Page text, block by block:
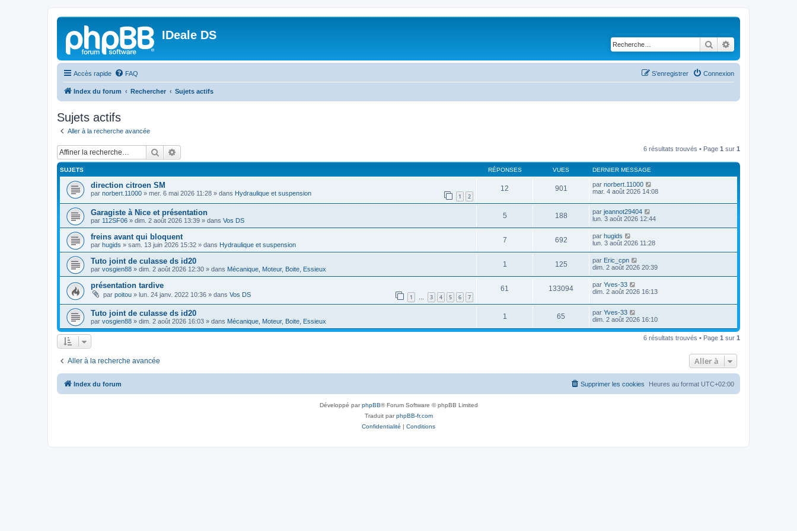
IDeale DS
Rechercher
Accès rapide FAQ Connexion
S’enregistrer
Index du forum Rechercher Sujets actifs
Sujets actifs
Aller à la recherche avancée
Rechercher 6 résultats trouvés • Page 1 sur 1
SUJETS RÉPONSES VUES DERNIER MESSAGE
direction citroen SM
par norbert.11000 » mer. 6 mai 2026 11:28 » dans Hydraulique et suspension 1 2
12 901 par norbert.11000
mar. 4 août 2026 14:08
Garagiste à Nice et présentation
par 112SF06 » dim. 2 août 2026 13:39 » dans Vos DS
5 188 par jeannot29404
lun. 3 août 2026 12:44
freins avant qui bloquent
par hugids » sam. 13 juin 2026 15:32 » dans Hydraulique et suspension
7 692 par hugids
lun. 3 août 2026 11:28
Tuto joint de culasse ds id20
par vosgien88 » dim. 2 août 2026 12:30 » dans Mécanique, Moteur, Boite, Essieux
1 125 par Eric_cpn
dim. 2 août 2026 20:39
présentation tardive
par poitou » lun. 24 janv. 2022 10:36 » dans Vos DS 1 … 3 4 5 6 7
61 133094 par Yves-33
dim. 2 août 2026 16:13
Tuto joint de culasse ds id20
par vosgien88 » dim. 2 août 2026 16:03 » dans Mécanique, Moteur, Boite, Essieux
1 65 par Yves-33
dim. 2 août 2026 16:10
6 résultats trouvés • Page 1 sur 1
Aller à la recherche avancée Aller à
Index du forum Heures au format UTC+02:00
Supprimer les cookies
Développé parphpBB® Forum Software © phpBB Limited
Traduit parphpBB-fr.com
Confidentialité | Conditions